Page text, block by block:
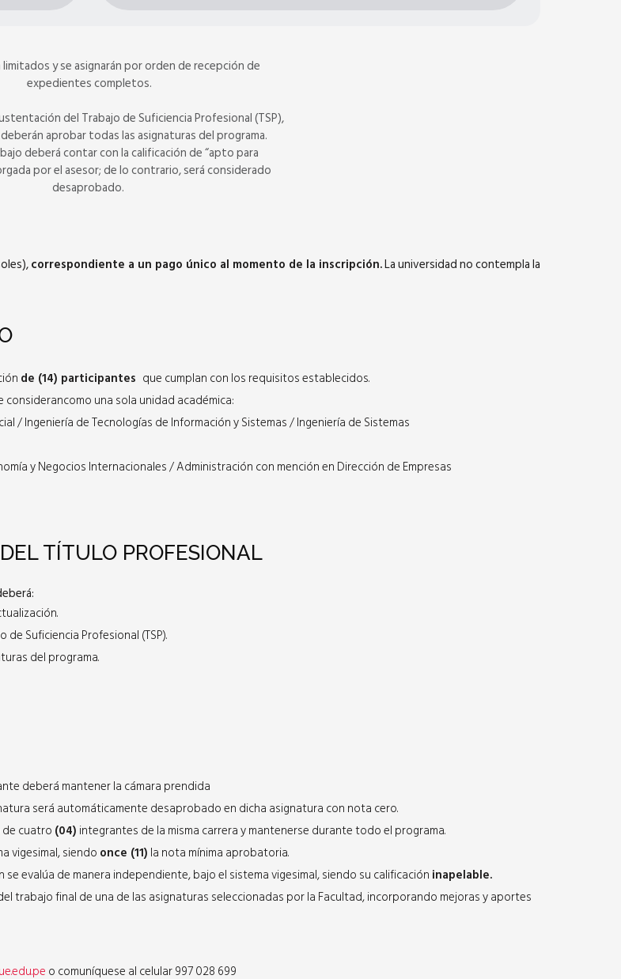
y se asignarán por orden de recepción de
expedientes completos.
del Trabajo de Suficiencia Profesional (TSP),
aprobar todas las asignaturas del programa.
deberá contar con la calificación de “apto para
por el asesor; de lo contrario, será considerado
desaprobado.
correspondiente a un pago único al momento de la inscripción.La universidad no contempla la
de (14) participantes que cumplan con los requisitos establecidos.
una sola unidad académica:
/ Ingeniería de Tecnologías de Información y Sistemas / Ingeniería de Sistemas
y Negocios Internacionales / Administración con mención en Dirección de Empresas
TÍTULO PROFESIONAL
Suficiencia Profesional (TSP).
del programa.
deberá mantener la cámara prendida
será automáticamente desaprobado en dicha asignatura con nota cero.
cuatro (04) integrantes de la misma carrera y mantenerse durante todo el programa.
vigesimal, siendo once (11) la nota mínima aprobatoria.
evalúa de manera independiente, bajo el sistema vigesimal, siendo su calificación inapelable.
trabajo final de una de las asignaturas seleccionadas por la Facultad, incorporando mejoras y aportes
o comuníquese al celular 997 028 699